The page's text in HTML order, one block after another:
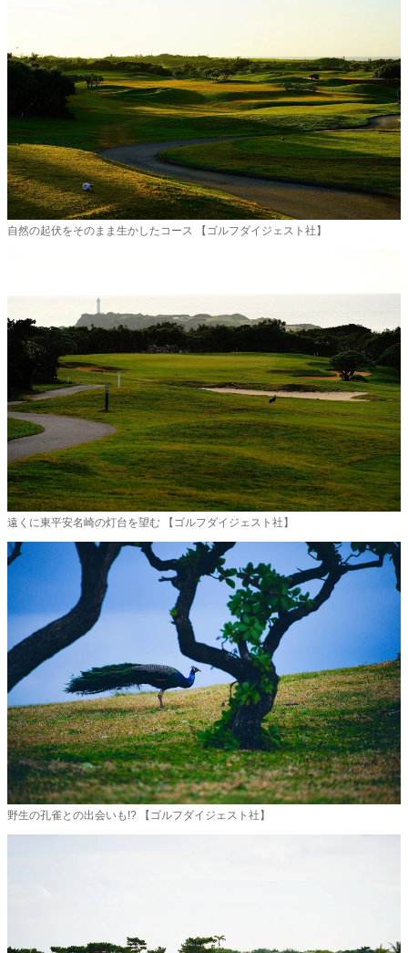
自然の起伏をそのまま生かしたコース 【ゴルフダイジェスト社】
遠くに東平安名崎の灯台を望む 【ゴルフダイジェスト社】
野生の孔雀との出会いも!? 【ゴルフダイジェスト社】